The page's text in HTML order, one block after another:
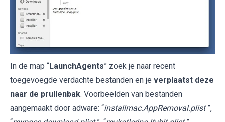
In de map “LaunchAgents” zoek je naar recent
toegevoegde verdachte bestanden en je verplaatst deze
naar de prullenbak. Voorbeelden van bestanden
aangemaakt door adware: “installmac.AppRemoval.plist ”,